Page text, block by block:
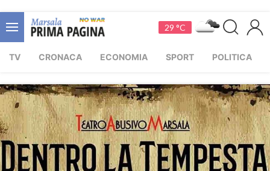
29 °C
TV CRONACA ECONOMIA SPORT POLITICA